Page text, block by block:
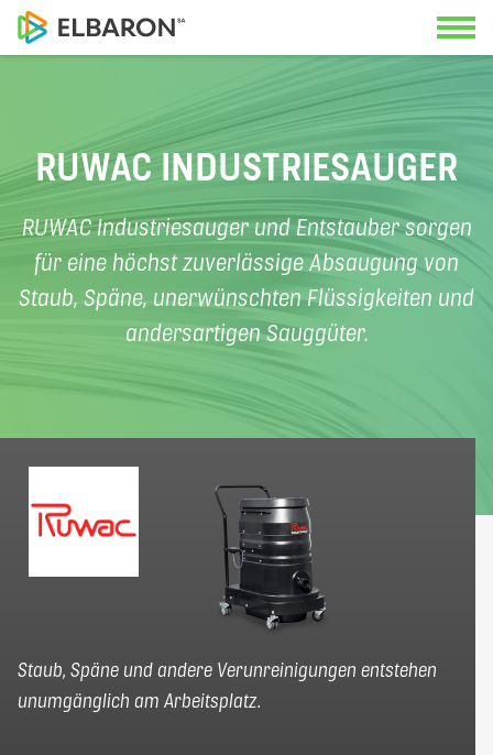
Anwendungen
Lösungen
Service
Über uns
News
Kontaktieren Sie uns
Unsere Spezialisten freuen sich, Sie
beraten zu können.
Hauptsitz
+41 22 342 36 50
Deutschschweizer Büro
elbaron@elbaron.ch
RUWAC INDUSTRIESAUGER
RUWAC Industriesauger und Entstauber sorgen
für eine höchst zuverlässige Absaugung von
Staub, Späne, unerwünschten Flüssigkeiten und
andersartigen Sauggüter.
Staub, Späne und andere Verunreinigungen entstehen
unumgänglich am Arbeitsplatz.